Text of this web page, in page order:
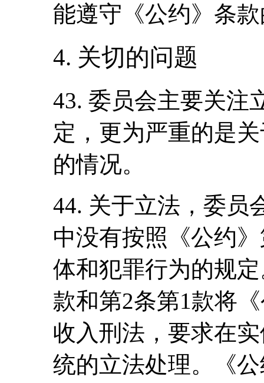
能遵守《公约》条
4. 关切的问题
43. 委员会主要关注
定，更为严重的是
的情况。
44. 关于立法，委员
中没有按照《公约
体和犯罪行为的规
款和第2条第1款将
收入刑法，要求在
统的立法处理。《